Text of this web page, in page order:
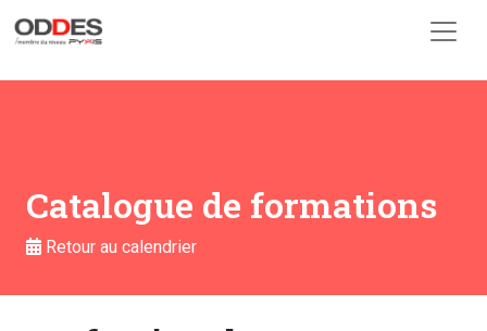
Catalogue de formations
Retour au calendrier